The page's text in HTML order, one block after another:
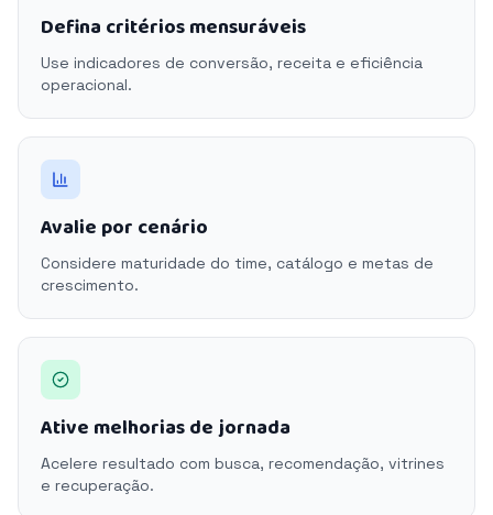
Defina critérios mensuráveis
Use indicadores de conversão, receita e eficiência
operacional.
Avalie por cenário
Considere maturidade do time, catálogo e metas de
crescimento.
Ative melhorias de jornada
Acelere resultado com busca, recomendação, vitrines
e recuperação.